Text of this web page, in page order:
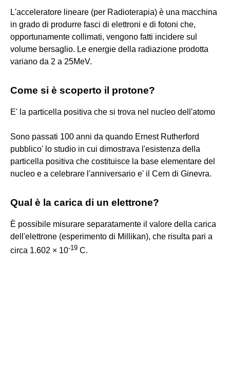
L'acceleratore lineare (per Radioterapia) è una macchina
in grado di produrre fasci di elettroni e di fotoni che,
opportunamente collimati, vengono fatti incidere sul
volume bersaglio. Le energie della radiazione prodotta
variano da 2 a 25MeV.
Come si è scoperto il protone?
E' la particella positiva che si trova nel nucleo dell'atomo
Sono passati 100 anni da quando Ernest Rutherford
pubblico' lo studio in cui dimostrava l'esistenza della
particella positiva che costituisce la base elementare del
nucleo e a celebrare l'anniversario e' il Cern di Ginevra.
Qual è la carica di un elettrone?
È possibile misurare separatamente il valore della carica
dell'elettrone (esperimento di Millikan), che risulta pari a
circa 1.602 × 10-19 C.